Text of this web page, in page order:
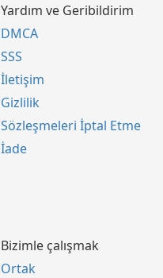
Yardım ve Geribildirim
DMCA
SSS
İletişim
Gizlilik
Sözleşmeleri İptal Etme
İade
Bizimle çalışmak
Ortak